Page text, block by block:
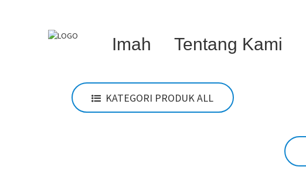
Imah Tentang Kami
KATEGORI PRODUK ALL